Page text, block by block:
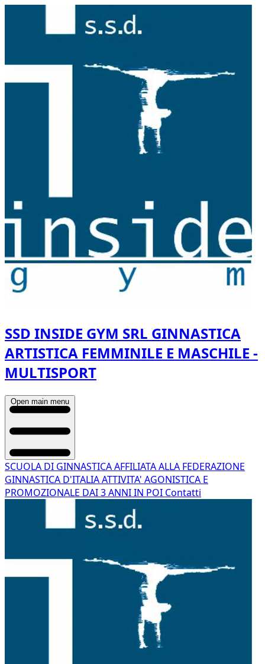
SSD INSIDE GYM SRL GINNASTICA
ARTISTICA FEMMINILE E MASCHILE -
MULTISPORT
Open main menu
SCUOLA DI GINNASTICA AFFILIATA ALLA FEDERAZIONE
GINNASTICA D'ITALIAATTIVITA' AGONISTICA E
PROMOZIONALE DAI 3 ANNI IN POI Contatti